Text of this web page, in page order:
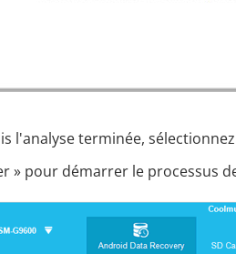
l'analyse terminée,
» pour démarrer le processus